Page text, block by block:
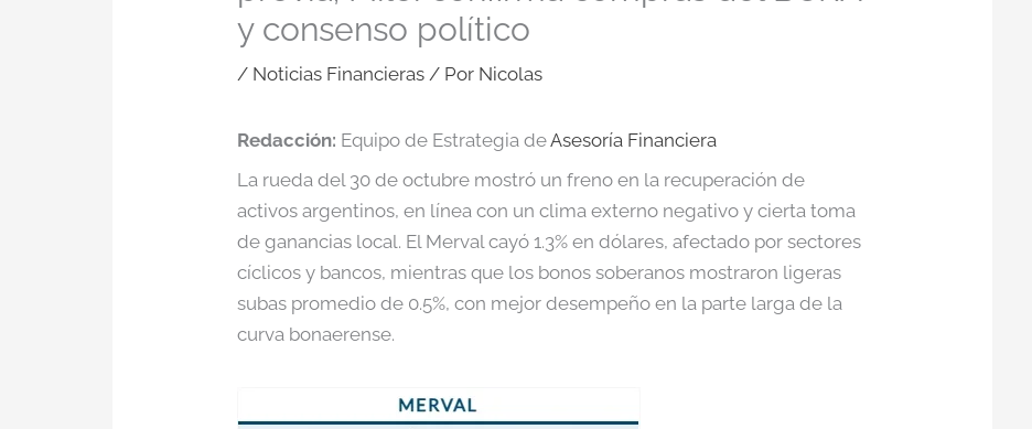
y consenso político
/ Noticias Financieras / Por Nicolas
Redacción: Equipo de Estrategia deAsesoría Financiera
La rueda del 30 de octubre mostró un freno en la recuperación de
activos argentinos, en línea con un clima externo negativo y cierta toma
de ganancias local. El Merval cayó 1.3% en dólares, afectado por sectores
cíclicos y bancos, mientras que los bonos soberanos mostraron ligeras
subas promedio de 0.5%, con mejor desempeño en la parte larga de la
curva bonaerense.